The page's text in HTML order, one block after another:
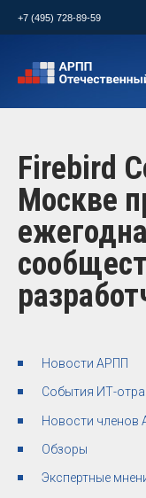
+7 (495) 728-89-59
Firebird
Москве
Новости АРПП
События ИТ-
Новости членов
Обзоры
Экспертные